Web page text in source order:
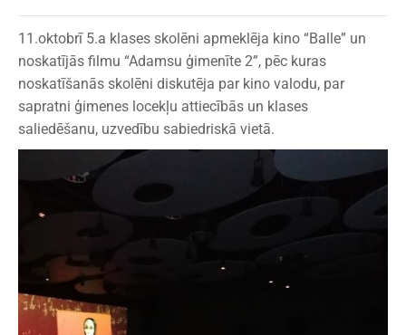
11.oktobrī 5.a klases skolēni apmeklēja kino “Balle” un
noskatījās filmu “Adamsu ģimenīte 2”, pēc kuras
noskatīšanās skolēni diskutēja par kino valodu, par
sapratni ģimenes locekļu attiecībās un klases
saliedēšanu, uzvedību sabiedriskā vietā.